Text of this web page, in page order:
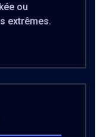
ou
extrêmes.